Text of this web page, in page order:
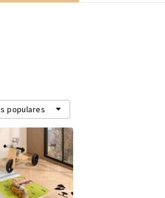
populares
Más populares
Más recientes
más bajo (m²)